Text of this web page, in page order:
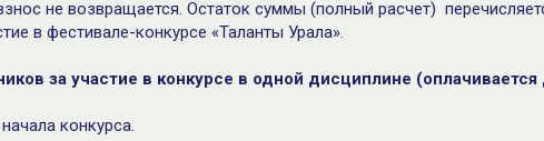
не возвращается. Остаток суммы (полный расчет)
в фестивале-конкурсе «Таланты Урала».
за участие в конкурсе в одной дисциплине
конкурса.